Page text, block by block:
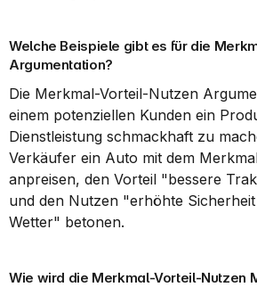
Welche Beispiele gibt es für die
Argumentation?
Die Merkmal-Vorteil-Nutzen
einem potenziellen Kunden ein
Dienstleistung schmackhaft zu
Verkäufer ein Auto mit dem
anpreisen, den Vorteil "bessere
und den Nutzen "erhöhte
Wetter" betonen.
Wie wird die Merkmal-Vorteil-Nutzen